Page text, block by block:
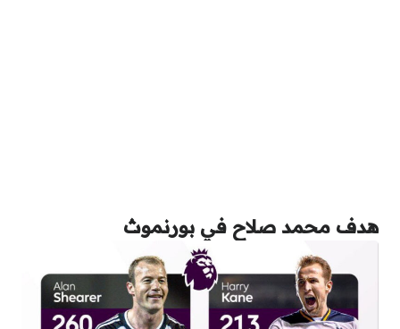
هدف محمد صلاح في بورنموث